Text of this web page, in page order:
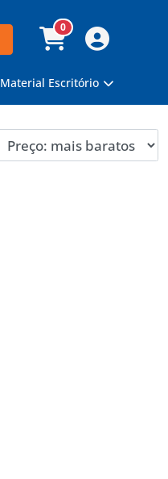
0
Material Escritório